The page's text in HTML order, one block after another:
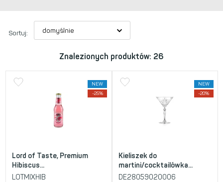
Sortuj:
Znalezionych produktów: 26
NEW
-25%
Lord of Taste, Premium
Hibiscus...
LOTMIXHIB
NEW
-20%
Kieliszek do
martini/cocktailówka...
DE28059020006